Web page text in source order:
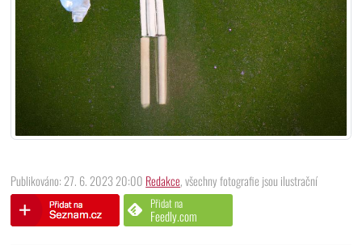
Publikováno: 27. 6. 2023 20:00 Redakce, všechny fotografie jsou ilustrační
Přidat na
Feedly.com